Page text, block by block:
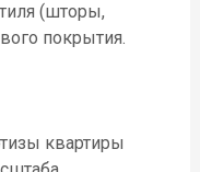
(шторы,
покрытия.
квартиры